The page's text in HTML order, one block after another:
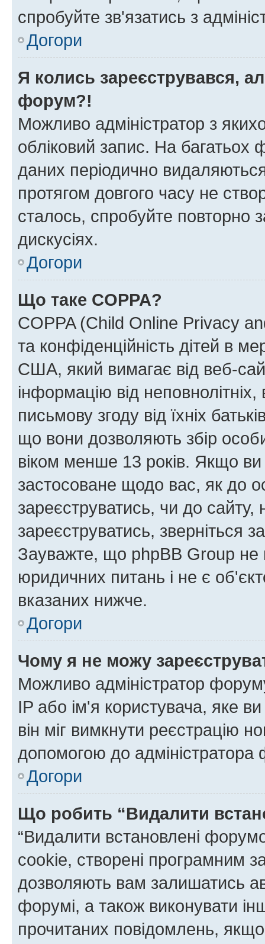
спробуйте зв'язатись з
Догори
Я колись зареєструвався,
форум?!
Можливо адміністратор з
обліковий запис. На
даних періодично видаляються
протягом довгого часу не
сталось, спробуйте повторно
дискусіях.
Догори
Що таке COPPA?
COPPA (Child Online Privacy
та конфіденційність дітей в
США, який вимагає від веб-
інформацію від
письмову згоду від їхніх
що вони дозволяють збір
віком менше 13 років. Якщо
застосоване щодо вас, як до
зареєструватись, чи до
зареєструватись, зверніться
Зауважте, що phpBB Group не
юридичних питань і не є
вказаних нижче.
Догори
Чому я не можу
Можливо адміністратор
IP або ім'я користувача, яке
він міг вимкнути реєстрацію
допомогою до адміністратора
Догори
Що робить “Видалити
“Видалити встановлені
cookie, створені програмним
дозволяють вам залишатись
форумі, а також виконувати
прочитаних повідомлень,